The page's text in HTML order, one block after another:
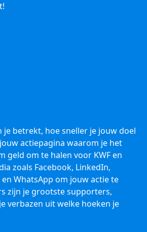
je betrekt, hoe sneller je jouw doel
actiepagina waarom je het
geld om te halen voor KWF en
zoals Facebook, LinkedIn,
WhatsApp om jouw actie te
zijn je grootste supporters,
verbazen uit welke hoeken je